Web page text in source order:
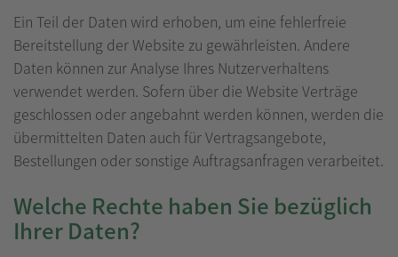
Ein Teil der Daten wird erhoben, um eine fehlerfreie
Bereitstellung der Website zu gewährleisten. Andere
Daten können zur Analyse Ihres Nutzerverhaltens
verwendet werden. Sofern über die Website Verträge
geschlossen oder angebahnt werden können, werden die
übermittelten Daten auch für Vertragsangebote,
Bestellungen oder sonstige Auftragsanfragen verarbeitet.
Welche Rechte haben Sie bezüglich
Ihrer Daten?